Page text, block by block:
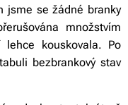
jsme se žádné branky
množstvím
lehce kouskovala. Po
bezbrankový stav